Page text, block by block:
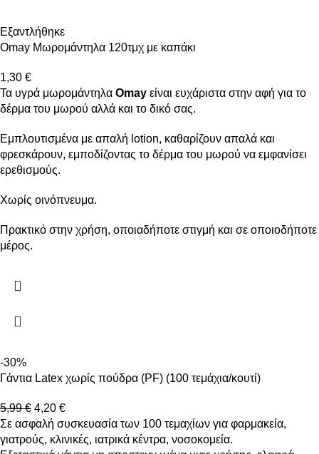
Εξαντλήθηκε
Omay Μωρομάντηλα 120τμχ με καπάκι
1,30 €
Τα υγρά μωρομάντηλα Omay είναι ευχάριστα στην αφή για το
δέρμα του μωρού αλλά και το δικό σας.
Εμπλουτισμένα με απαλή lotion, καθαρίζουν απαλά και
φρεσκάρουν, εμποδίζοντας το δέρμα του μωρού να εμφανίσει
ερεθισμούς.
Χωρίς οινόπνευμα.
Πρακτικό στην χρήση, οποιαδήποτε στιγμή και σε οποιοδήποτε
μέρος.
-30%
Γάντια Latex χωρίς πούδρα (PF) (100 τεμάχια/κουτί)
5,99€ 4,20 €
Σε ασφαλή συσκευασία των 100 τεμαχίων για φαρμακεία,
γιατρούς, κλινικές, ιατρικά κέντρα, νοσοκομεία.